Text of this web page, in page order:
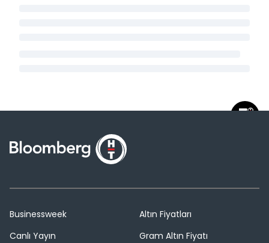
Businessweek
Canlı Yayın
Altın Fiyatları
Gram Altın Fiyatı